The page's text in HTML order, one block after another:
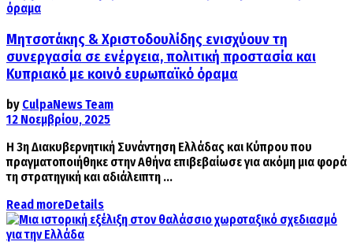
Μητσοτάκης & Χριστοδουλίδης ενισχύουν τη
συνεργασία σε ενέργεια, πολιτική προστασία και
Κυπριακό με κοινό ευρωπαϊκό όραμα
by CulpaNews Team
12 Νοεμβρίου, 2025
Η 3η Διακυβερνητική Συνάντηση Ελλάδας και Κύπρου που
πραγματοποιήθηκε στην Αθήνα επιβεβαίωσε για ακόμη μια φορά
τη στρατηγική και αδιάλειπτη ...
Read moreDetails